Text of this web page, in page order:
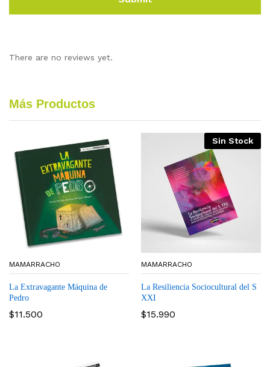
There are no reviews yet.
Más Productos
MAMARRACHO
La Extravagante Máquina de
Pedro
$11.500
Sin Stock
MAMARRACHO
La Resiliencia Sociocultural del S
XXI
$15.990